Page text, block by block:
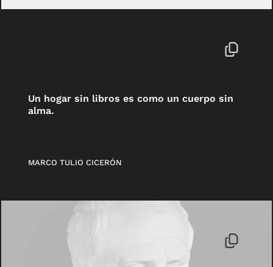
Un hogar sin libros es como un cuerpo sin
alma.
MARCO TULIO CICERÓN